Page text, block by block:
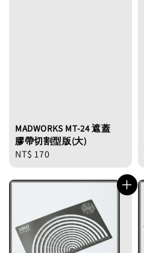
MADWORKS MT-24 遮蓋
膠帶切割型版(大)
Regular
NT$ 170